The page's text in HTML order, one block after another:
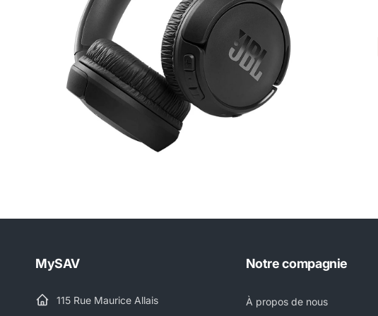
MySAV
115 Rue Maurice Allais
Notre compagnie
À propos de nous